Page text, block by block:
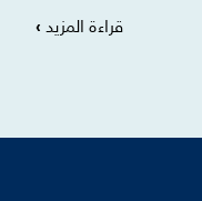
قراءة المزيد